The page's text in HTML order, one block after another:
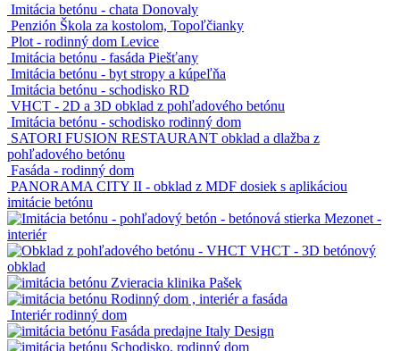
Imitácia betónu - chata Donovaly
Penzión Škola za kostolom, Topoľčianky
Plot - rodinný dom Levice
Imitácia betónu - fasáda Piešťany
Imitácia betónu - byt stropy a kúpeľňa
Imitácia betónu - schodisko RD
VHCT - 2D a 3D obklad z pohľadového betónu
Imitácia betónu - schodisko rodinný dom
SATORI FUSION RESTAURANT obklad a dlažba z
pohľadového betónu
Fasáda - rodinný dom
PANORAMA CITY II - obklad z MDF dosiek s aplikáciou
imitácie betónu
Mezonet -
interiér
VHCT - 3D betónový
obklad
Zvieracia klinika Pašek
Rodinný dom , interiér a fasáda
Interiér rodinný dom
Fasáda predajne Italy Design
Schodisko, rodinný dom